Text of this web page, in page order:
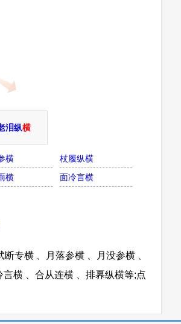
泪纵横
横
杖履纵横
横
面冷言横
专横 、月落参横 、月没参横 、
横 、合从连横 、排奡纵横等;点